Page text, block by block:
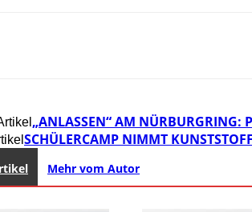
„ANLASSEN“ AM NÜRBURGRING:
SCHÜLERCAMP NIMMT
Mehr vom Autor